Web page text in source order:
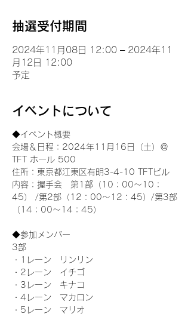
抽選受付期間
2024年11月08日 12:00 – 2024年11
月12日 12:00
予定
イベントについて
◆イベント概要
会場＆日程：2024年11月16日（土）＠
TFT ホール 500
住所：東京都江東区有明3-4-10 TFTビル
内容：握手会　第1部（10：00～10：
45） /第2部（12：00～12：45）/第3部
（14：00～14：45）
◆参加メンバー
3部
・1レーン　リンリン
・2レーン　イチゴ
・3レーン　キナコ
・4レーン　マカロン
・5レーン　マリオ